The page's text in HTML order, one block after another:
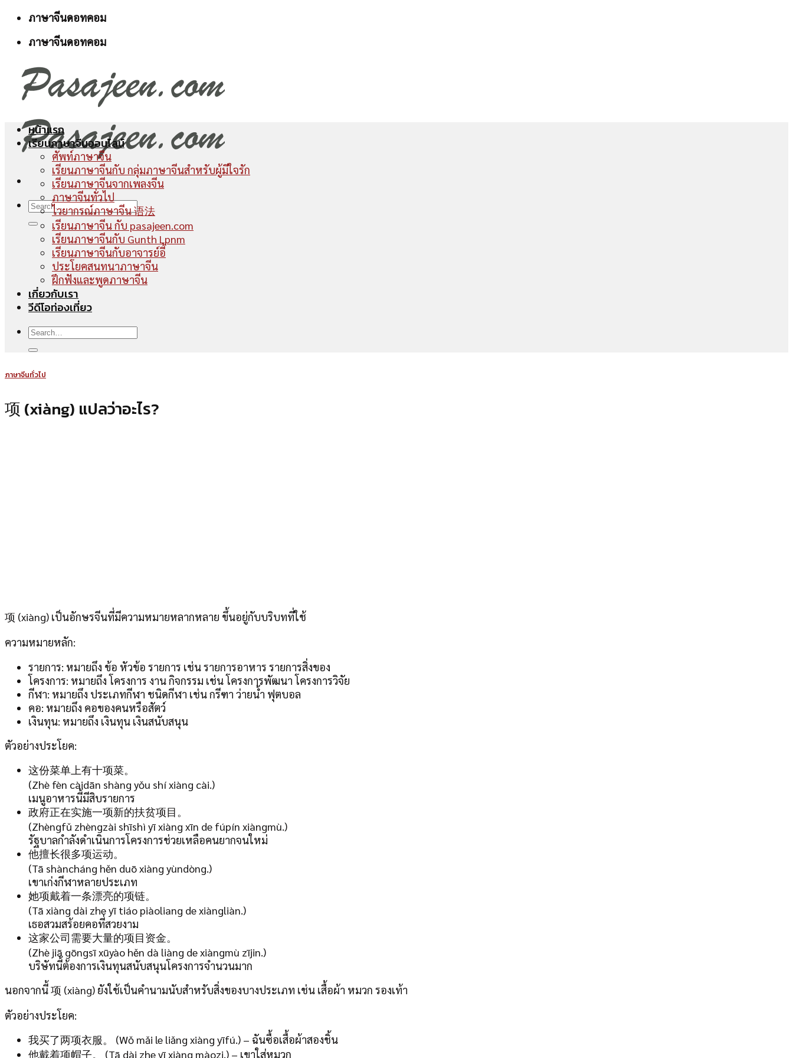
Skip
content
ภาษาจีนดอทคอม
ภาษาจีนดอทคอม
หน้าแรก
เรียนภาษาจีนออนไลน์
ศัพท์ภาษาจีน
เรียนภาษาจีนกับ กลุ่มภาษาจีนสำหรับผู้มีใจรัก
เรียนภาษาจีนจากเพลงจีน
ภาษาจีนทั่วไป
ไวยากรณ์ภาษาจีน 语法
เรียนภาษาจีน กับ pasajeen.com
เรียนภาษาจีนกับ Gunth Lpnm
เรียนภาษาจีนกับอาจารย์อี้
ประโยคสนทนาภาษาจีน
ฝึกฟังและพูดภาษาจีน
เกี่ยวกับเรา
วีดีโอท่องเที่ยว
ภาษาจีนทั่วไป
项 (xiàng) แปลว่าอะไร?
项 (xiàng) เป็นอักษรจีนที่มีความหมายหลากหลาย ขึ้นอยู่กับบริบทที่ใช้
ความหมายหลัก:
รายการ: หมายถึง ข้อ หัวข้อ รายการ เช่น รายการอาหาร รายการสิ่งของ
โครงการ: หมายถึง โครงการ งาน กิจกรรม เช่น โครงการพัฒนา โครงการวิจัย
กีฬา: หมายถึง ประเภทกีฬา ชนิดกีฬา เช่น กรีฑา ว่ายน้ำ ฟุตบอล
คอ: หมายถึง คอของคนหรือสัตว์
เงินทุน: หมายถึง เงินทุน เงินสนับสนุน
ตัวอย่างประโยค:
这份菜单上有十项菜。
(Zhè fèn càidān shàng yǒu shí xiàng cài.)
เมนูอาหารนี้มีสิบรายการ
政府正在实施一项新的扶贫项目。
(Zhèngfǔ zhèngzài shīshì yī xiàng xīn de fúpín xiàngmù.)
รัฐบาลกำลังดำเนินการโครงการช่วยเหลือคนยากจนใหม่
他擅长很多项运动。
(Tā shàncháng hěn duō xiàng yùndòng.)
เขาเก่งกีฬาหลายประเภท
她项戴着一条漂亮的项链。
(Tā xiàng dài zhe yī tiáo piàoliang de xiàngliàn.)
เธอสวมสร้อยคอที่สวยงาม
这家公司需要大量的项目资金。
(Zhè jiā gōngsī xūyào hěn dà liàng de xiàngmù zījin.)
บริษัทนี้ต้องการเงินทุนสนับสนุนโครงการจำนวนมาก
นอกจากนี้ 项 (xiàng) ยังใช้เป็นคำนามนับสำหรับสิ่งของบางประเภท เช่น เสื้อผ้า หมวก รองเท้า
ตัวอย่างประโยค:
我买了两项衣服。 (Wǒ mǎi le liǎng xiàng yīfú.) – ฉันซื้อเสื้อผ้าสองชิ้น
他戴着项帽子。 (Tā dài zhe yī xiàng màozi.) – เขาใส่หมวก